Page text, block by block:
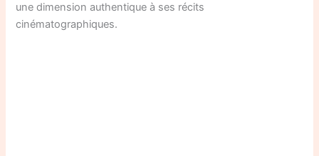
une dimension authentique à ses récits
cinématographiques.